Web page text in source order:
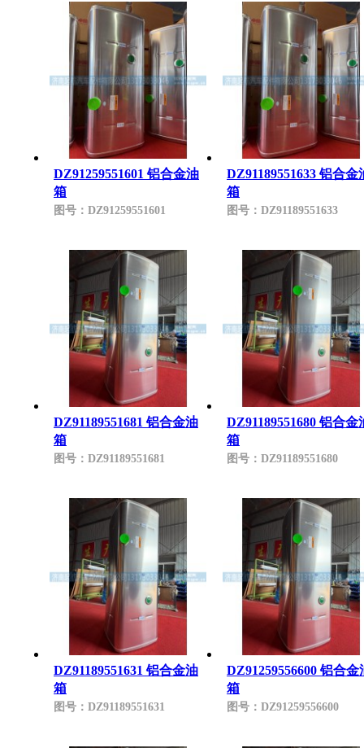
DZ91259551601 铝合金油
箱
图号： DZ91259551601
DZ91189551633 铝合金
箱
图号：DZ91189551633
DZ91189551681 铝合金油
箱
图号： DZ91189551681
DZ91189551680 铝合金
箱
图号：DZ91189551680
DZ91189551631 铝合金油
箱
图号： DZ91189551631
DZ91259556600 铝合金
箱
图号：DZ91259556600